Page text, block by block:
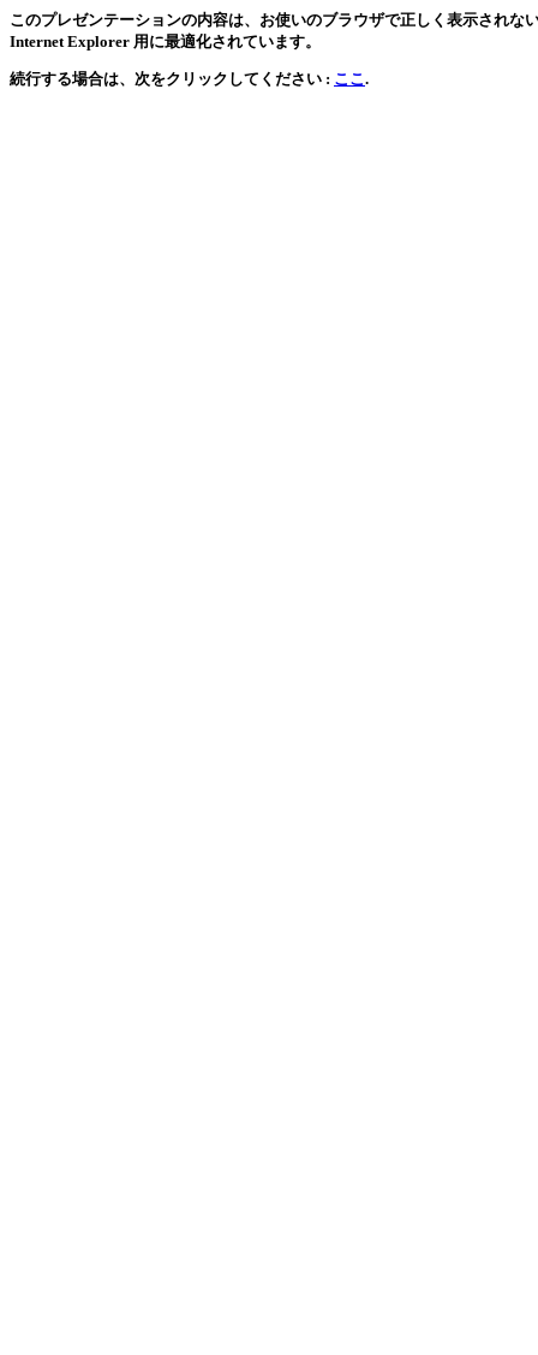
このプレゼンテーションの内容は、お使いのブラウザで正しく表示され
Internet Explorer 用に最適化されています。
続行する場合は、次をクリックしてください : ここ.